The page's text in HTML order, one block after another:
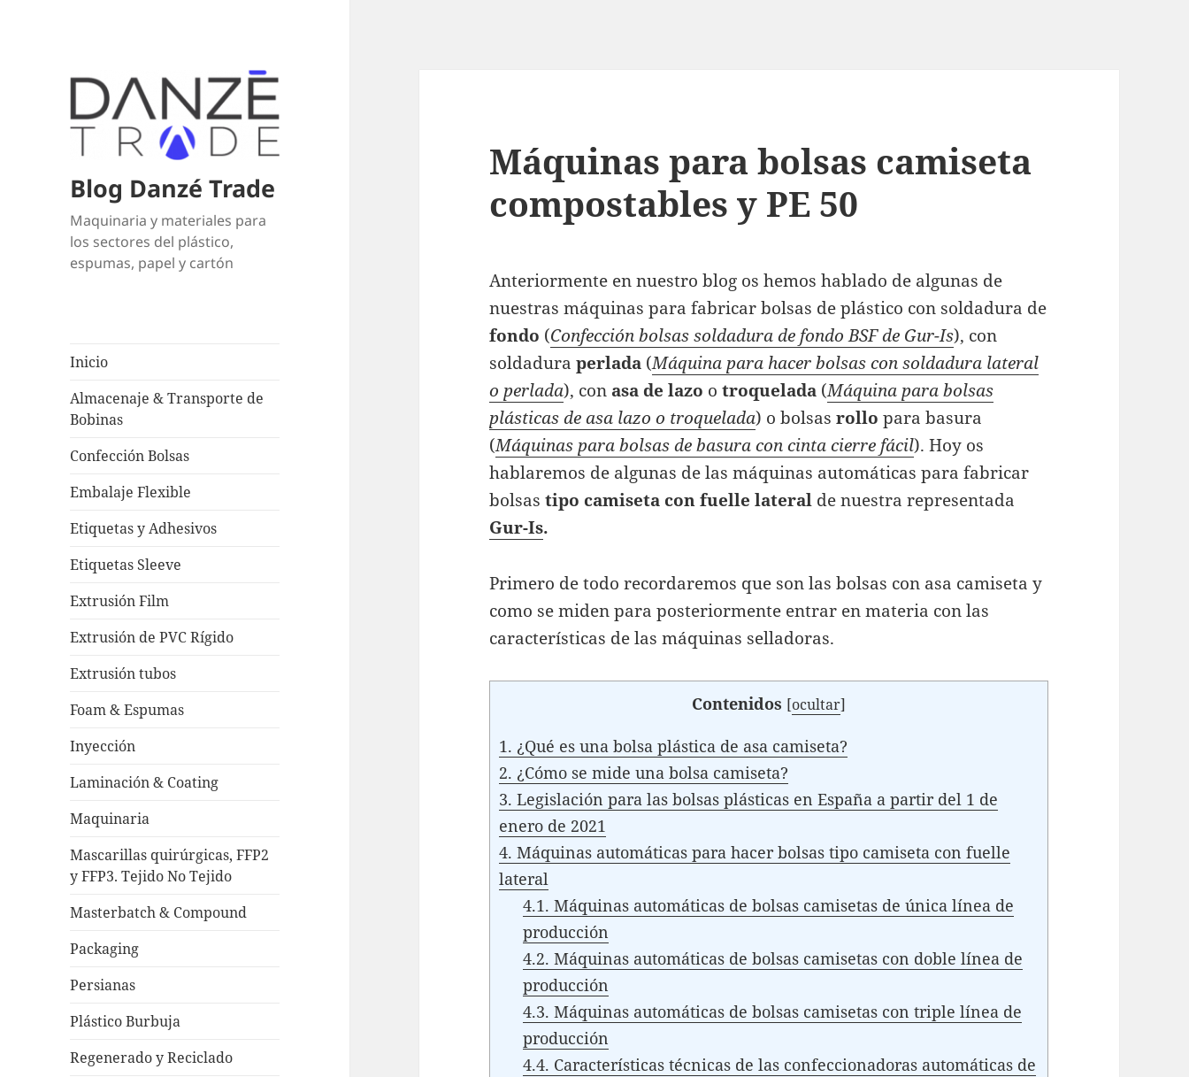
Blog Danzé Trade
Maquinaria y materiales para
los sectores del plástico,
espumas, papel y cartón
Inicio
Almacenaje & Transporte de
Bobinas
Confección Bolsas
Embalaje Flexible
Etiquetas y Adhesivos
Etiquetas Sleeve
Extrusión Film
Extrusión de PVC Rígido
Extrusión tubos
Foam & Espumas
Inyección
Laminación & Coating
Maquinaria
Mascarillas quirúrgicas, FFP2
y FFP3. Tejido No Tejido
Masterbatch & Compound
Packaging
Persianas
Plástico Burbuja
Regenerado y Reciclado
Máquinas para bolsas camiseta
compostables y PE 50
Anteriormente en nuestro blog os hemos hablado de algunas de
nuestras máquinas para fabricar bolsas de plástico con soldadura de
fondo (Confección bolsas soldadura de fondo BSF de Gur-Is), con
soldaduraperlada (Máquina para hacer bolsas con soldadura lateral
o perlada), con asa de lazo otroquelada (Máquina para bolsas
plásticas de asa lazo o troquelada) o bolsasrollo para basura
(Máquinas para bolsas de basura con cinta cierre fácil). Hoy os
hablaremos de algunas de las máquinas automáticas para fabricar
bolsastipo camiseta con fuelle lateral de nuestra representada
Gur-Is.
Primero de todo recordaremos que son las bolsas con asa camiseta y
como se miden para posteriormente entrar en materia con las
características de las máquinas selladoras.
Contenidos [ocultar]
1. ¿Qué es una bolsa plástica de asa camiseta?
2. ¿Cómo se mide una bolsa camiseta?
3. Legislación para las bolsas plásticas en España a partir del 1 de
enero de 2021
4. Máquinas automáticas para hacer bolsas tipo camiseta con fuelle
lateral
4.1. Máquinas automáticas de bolsas camisetas de única línea de
producción
4.2. Máquinas automáticas de bolsas camisetas con doble línea de
producción
4.3. Máquinas automáticas de bolsas camisetas con triple línea de
producción
4.4. Características técnicas de las confeccionadoras automáticas de